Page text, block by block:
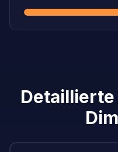
Detaillierte